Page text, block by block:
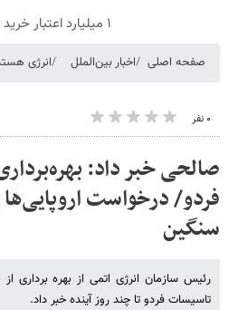
۱ میلیارد اعتبار خرید طلا | بدون ضامن و چک
صفحه اصلی اخبار بین‌الملل انرژی
۰ نفر
صالحی خبر داد:
فردو/ درخواست
سنگین
رئیس سازمان انرژی اتمی از بهره
تاسیسات فردو تا چند روز آینده خبر داد.